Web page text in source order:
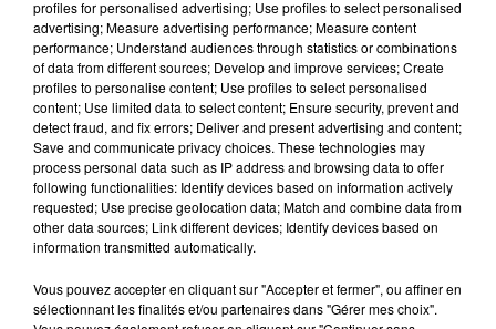
exceptionnels malgré sa
retraite
Cette chanteuse
remonte sur scène pour
15 ans
profiles for personalised advertising; Use profiles to select personalised
advertising; Measure advertising performance; Measure content
performance; Understand audiences through statistics or combinations
of data from different sources; Develop and improve services; Create
profiles to personalise content; Use profiles to select personalised
content; Use limited data to select content; Ensure security, prevent and
detect fraud, and fix errors; Deliver and present advertising and content;
Save and communicate privacy choices. These technologies may
process personal data such as IP address and browsing data to offer
following functionalities: Identify devices based on information actively
requested; Use precise geolocation data; Match and combine data from
other data sources; Link different devices; Identify devices based on
information transmitted automatically.
Vous pouvez accepter en cliquant sur "Accepter et fermer", ou affiner en
sélectionnant les finalités et/ou partenaires dans "Gérer mes choix".